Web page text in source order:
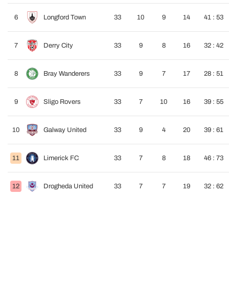
6 Longford Town 33 10 9 14 41 : 53
7 Derry City 33 9 8 16 32 : 42
8 Bray Wanderers 33 9 7 17 28 : 51
9 Sligo Rovers 33 7 10 16 39 : 55
10 Galway United 33 9 4 20 39 : 61
11 Limerick FC 33 7 8 18 46 : 73
12 Drogheda United 33 7 7 19 32 : 62